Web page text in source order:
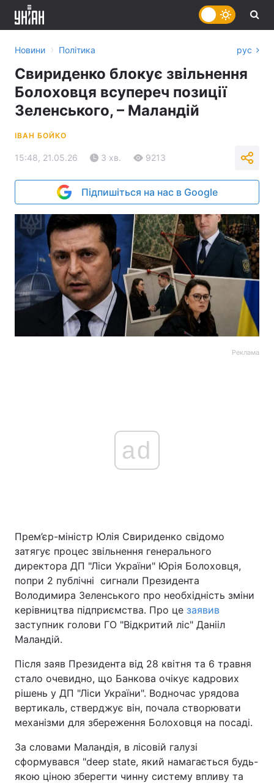
Головна Війна
Україна Політика
Спорт Наука
Техно і зв'язок Лайт
Здоров'я Туризм
Новини › Політика рус
Свириденко блокує звільнення
Болоховця всупереч позиції
Зеленського, – Маландій
ІВАН БОЙКО
15:48, 21.05.26 3 хв. 9213
Підпишіться на нас в Google
Реклама
ad
Прем’єр-міністр Юлія Свириденко свідомо
затягує процес звільнення генерального
директора ДП "Ліси України" Юрія Болоховця,
попри 2 публічні сигнали Президента
Володимира Зеленського про необхідність зміни
керівництва підприємства. Про це заявив
заступник голови ГО "Відкритий ліс" Данііл
Маландій.
Після заяв Президента від 28 квітня та 6 травня
стало очевидно, що Банкова очікує кадрових
рішень у ДП "Ліси України". Водночас урядова
вертикаль, стверджує він, почала створювати
механізми для збереження Болоховця на посаді.
За словами Маландія, в лісовій галузі
сформувався "deep state, який намагається будь-
якою ціною зберегти чинну систему впливу та